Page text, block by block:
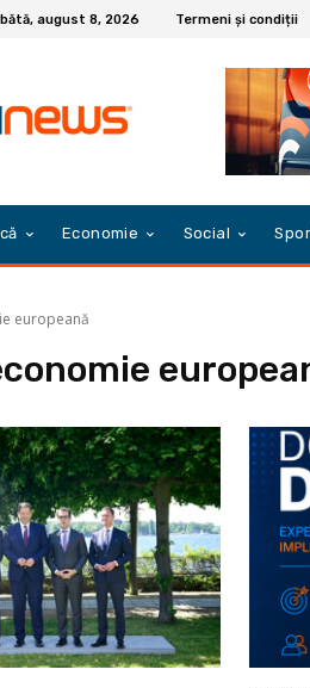
august 8, 2026 Termeni și condiții
Economie Social
europeană